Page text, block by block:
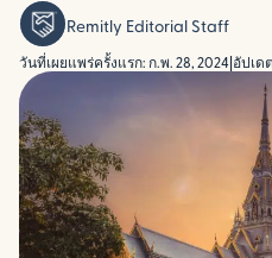
Remitly Editorial Staff
วันที่เผยแพร่ครั้งแรก: ก.พ. 28, 2024 อัปเด